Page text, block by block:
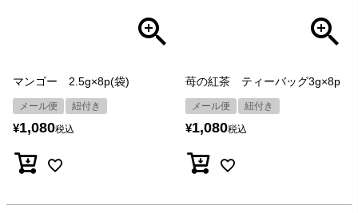
マンゴー 2.5g×8p(袋)
メール便 紐付き
¥1,080税込
苺の紅茶 ティーバッグ3g×8p
メール便 紐付き
¥1,080税込